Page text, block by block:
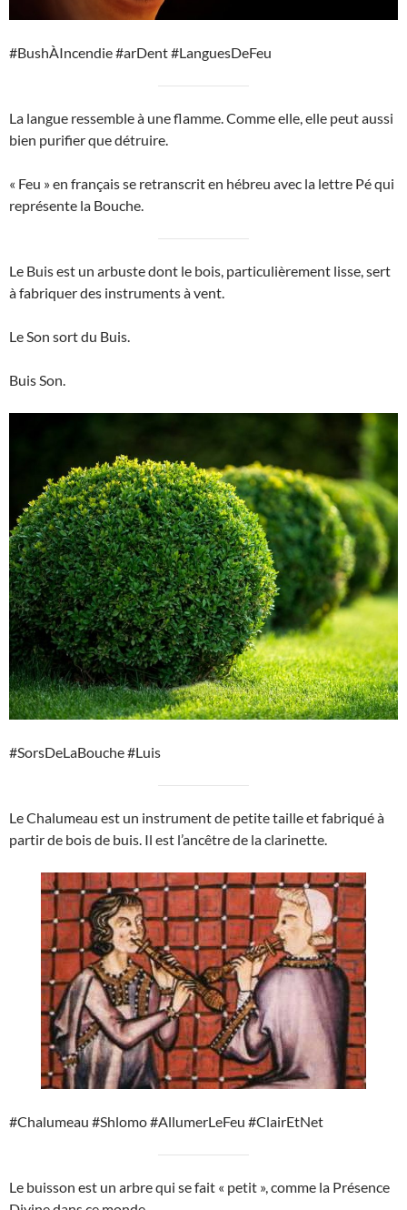
#BushÀIncendie #arDent #LanguesDeFeu
La langue ressemble à une flamme. Comme elle, elle peut aussi
bien purifier que détruire.
« Feu » en français se retranscrit en hébreu avec la lettre Pé qui
représente la Bouche.
Le Buis est un arbuste dont le bois, particulièrement lisse, sert
à fabriquer des instruments à vent.
Le Son sort du Buis.
Buis Son.
#SorsDeLaBouche #Luis
Le Chalumeau est un instrument de petite taille et fabriqué à
partir de bois de buis. Il est l’ancêtre de la clarinette.
#Chalumeau #Shlomo #AllumerLeFeu #ClairEtNet
Le buisson est un arbre qui se fait « petit », comme la Présence